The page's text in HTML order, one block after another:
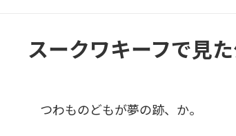
スークワキーフで見
つわものどもが夢の跡、か。